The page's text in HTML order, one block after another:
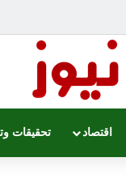
اقتصاد تحقيقات